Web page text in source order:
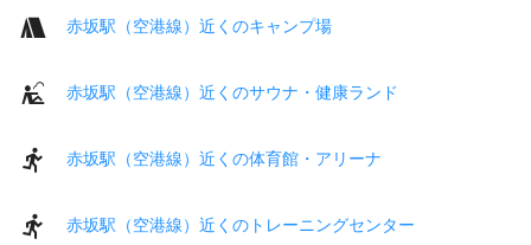
赤坂駅（空港線）近くのキャンプ場
赤坂駅（空港線）近くのサウナ・健康ランド
赤坂駅（空港線）近くの体育館・アリーナ
赤坂駅（空港線）近くのトレーニングセンター